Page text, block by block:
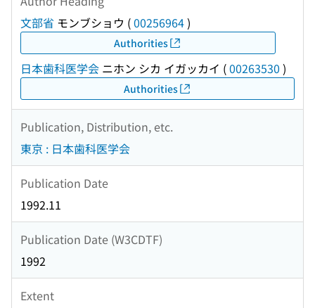
文部省 モンブショウ (00256964)
Authorities
日本歯科医学会 ニホン シカ イガッカイ (00263530 )
Authorities
Publication, Distribution, etc.
東京 : 日本歯科医学会
Publication Date
1992.11
Publication Date (W3CDTF)
1992
Extent